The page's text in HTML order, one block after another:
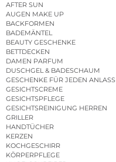
AFTER SUN
AUGEN MAKE UP
BACKFORMEN
BADEMÄNTEL
BEAUTY GESCHENKE
BETTDECKEN
DAMEN PARFUM
DUSCHGEL & BADESCHAUM
GESCHENKE FÜR JEDEN ANLASS
GESICHTSCREME
GESICHTSPFLEGE
GESICHTSREINIGUNG HERREN
GRILLER
HANDTÜCHER
KERZEN
KOCHGESCHIRR
KÖRPERPFLEGE